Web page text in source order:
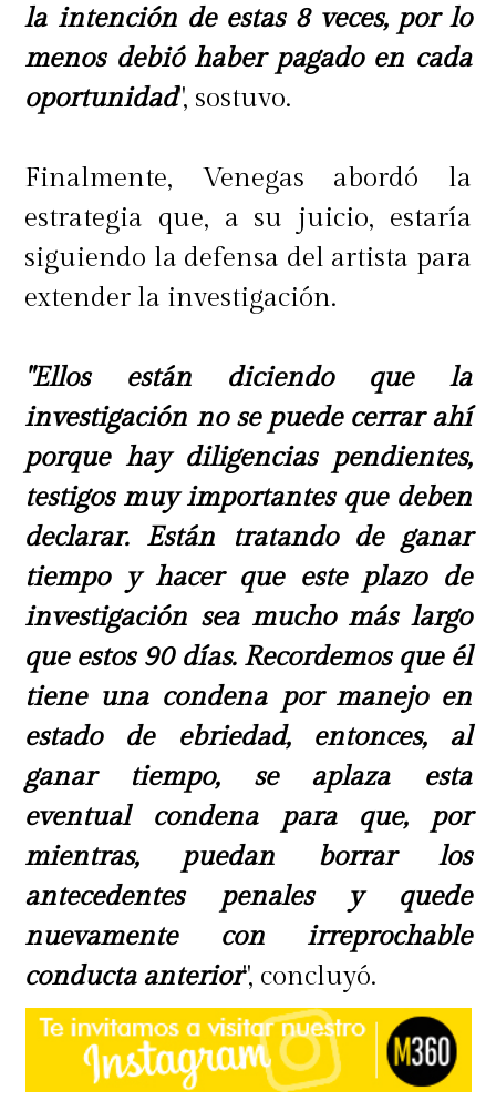
la intención de estas 8 veces, por lo
menos debió haber pagado en cada
oportunidad", sostuvo.
Finalmente, Venegas abordó la
estrategia que, a su juicio, estaría
siguiendo la defensa del artista para
extender la investigación.
"Ellos están diciendo que la
investigación no se puede cerrar ahí
porque hay diligencias pendientes,
testigos muy importantes que deben
declarar. Están tratando de ganar
tiempo y hacer que este plazo de
investigación sea mucho más largo
que estos 90 días. Recordemos que él
tiene una condena por manejo en
estado de ebriedad, entonces, al
ganar tiempo, se aplaza esta
eventual condena para que, por
mientras, puedan borrar los
antecedentes penales y quede
nuevamente con irreprochable
conducta anterior", concluyó.